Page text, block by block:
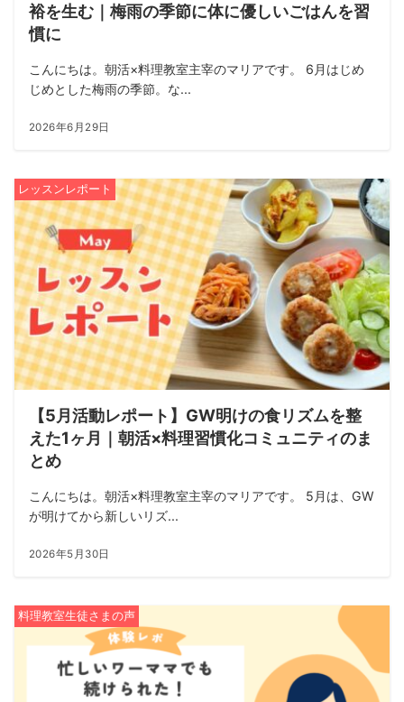
裕を生む｜梅雨の季節に体に優しいごはんを習
慣に
こんにちは。朝活×料理教室主宰のマリアです。 6月はじめ
じめとした梅雨の季節。な...
2026年6月29日
レッスンレポート
【5月活動レポート】GW明けの食リズムを整
えた1ヶ月｜朝活×料理習慣化コミュニティのま
とめ
こんにちは。朝活×料理教室主宰のマリアです。 5月は、GW
が明けてから新しいリズ...
2026年5月30日
料理教室生徒さまの声